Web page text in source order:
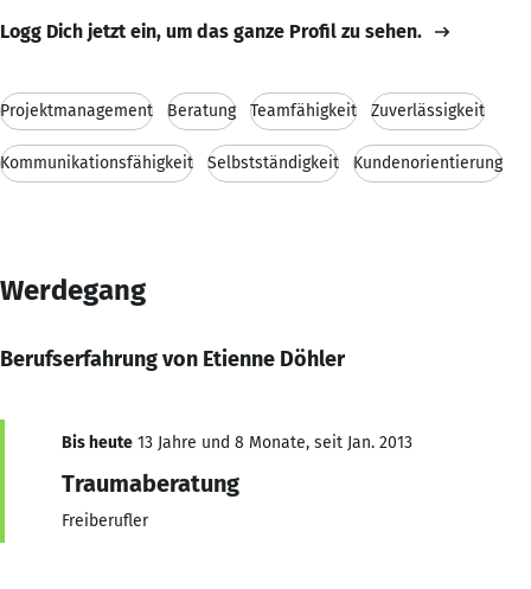
Logg Dich jetzt ein, um das ganze Profil zu sehen.
Projektmanagement Beratung Teamfähigkeit Zuverlässigkeit
Kommunikationsfähigkeit Selbstständigkeit Kundenorientierung
Werdegang
Berufserfahrung von Etienne Döhler
Bis heute 13 Jahre und 8 Monate, seit Jan. 2013
Traumaberatung
Freiberufler